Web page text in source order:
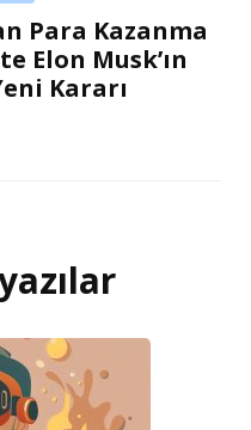
Para Kazanma
Elon Musk’ın
Kararı